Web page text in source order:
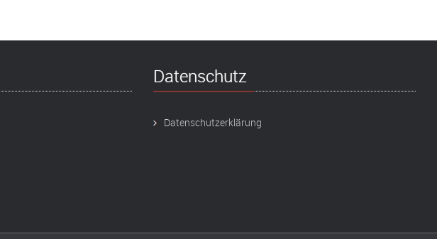
Datenschutz
Datenschutzerklärung